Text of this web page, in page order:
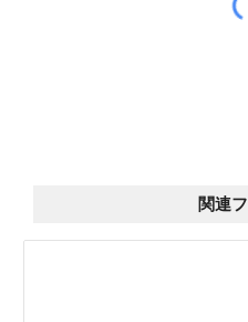
関連